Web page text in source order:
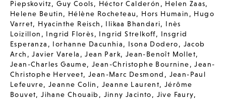
Piepskovitz,Guy Cools, Héctor Calderón , Helen Zaas,
Helene Beutin, Hélène Rocheteau, Hors Humain , Hugo
Varret, Hyacinthe Reisch , Ilikaa Bhandari, Inès
Loizillon , Ingrid Florès, Ingrid Strelkoff, Insgrid
Esperanza , Iorhanne Dacunhia, Isona Dodero, Jacob
Arch ,Javier Varela ,Jean Park, Jean-Benoît Mollet,
Jean-Charles Gaume,Jean-Christophe Bournine,Jean-
Christophe Herveet,Jean-Marc Desmond , Jean-Paul
Lefeuvre,Jeanne Colin , Jeanne Laurent,Jérôme
Bouvet,Jihane Chouaib , Jinny Jacinto, Jive Faury,